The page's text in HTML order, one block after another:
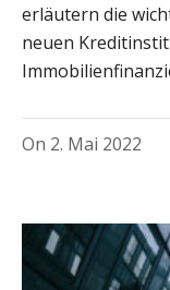
erläutern die
neuen
On 2. Mai 2022